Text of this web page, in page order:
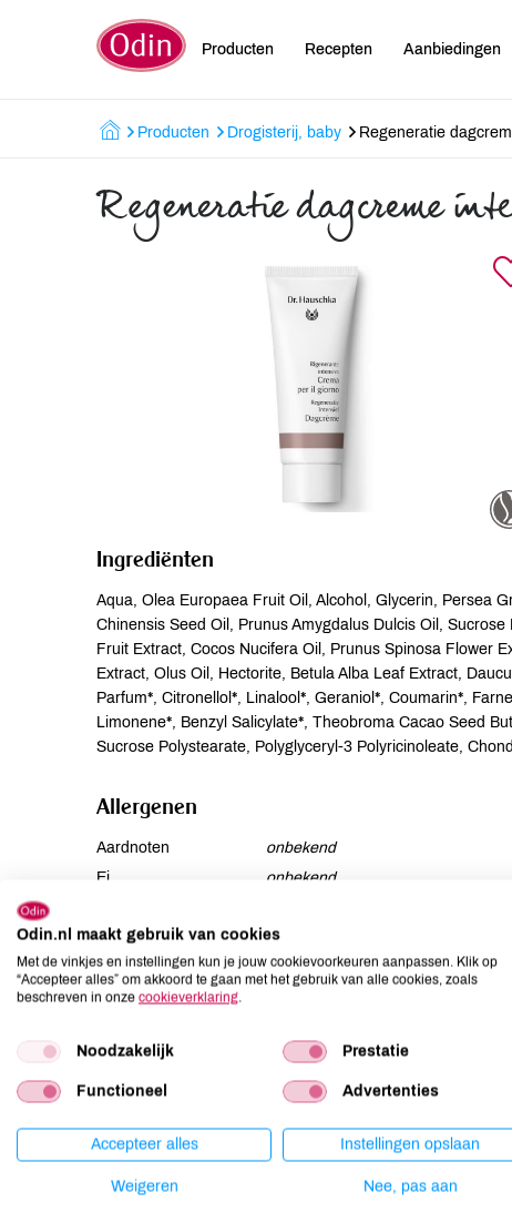
Producten Recepten Aanbiedingen
Producten Drogisterij, baby Regeneratie
Regeneratie dagcreme
Ingrediënten
Aqua, Olea Europaea Fruit Oil, Alcohol, Glycerin, Persea
Chinensis Seed Oil, Prunus Amygdalus Dulcis Oil,
Fruit Extract, Cocos Nucifera Oil, Prunus Spinosa Flower
Extract, Olus Oil, Hectorite, Betula Alba Leaf Extract,
Parfum*, Citronellol*, Linalool*, Geraniol*, Coumarin*,
Limonene*, Benzyl Salicylate*, Theobroma Cacao Seed
Sucrose Polystearate, Polyglyceryl-3 Polyricinoleate,
Allergenen
Aardnoten
onbekend
Ei
onbekend
Lactose
onbekend
Lupine
onbekend
Mosterd
Anderen kochten ook
Odin.nl maakt gebruik van cookies
Met de vinkjes en instellingen kun je jouw cookievoorkeuren aanpassen. Klik op
“Accepteer alles” om akkoord te gaan met het gebruik van alle cookies, zoals
beschreven in onze cookieverklaring.
Noodzakelijk Prestatie
Functioneel Advertenties
Accepteer alles Instellingen opslaan
Weigeren Nee, pas aan